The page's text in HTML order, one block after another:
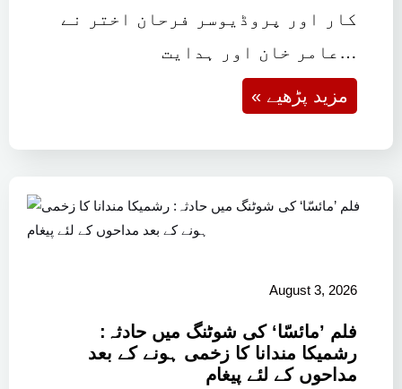
کار اور پروڈیوسر فرحان اختر نے
عامر خان اور ہدایت…
« مزید پڑھیے
August 3, 2026
فلم ’مائسّا‘ کی شوٹنگ میں حادثہ:
رشمیکا مندانا کا زخمی ہونے کے بعد
مداحوں کے لئے پیغام